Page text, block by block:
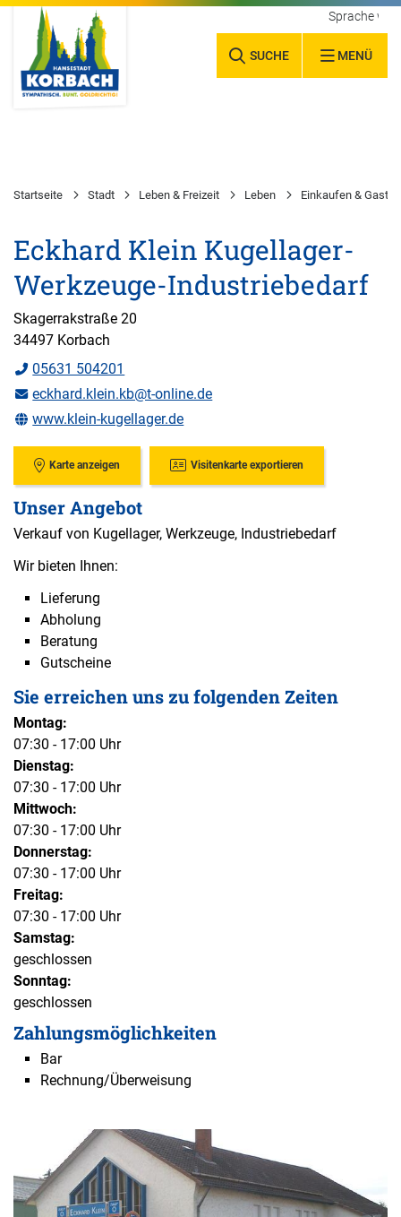
SUCHE MENÜ
Sprache
Startseite Stadt Leben & Freizeit Leben Einkaufen &
Eckhard Klein Kugellager-
Werkzeuge-Industriebedarf
Skagerrakstraße 20
34497 Korbach
05631 504201
eckhard.klein.kb@t-online.de
www.klein-kugellager.de
Karte anzeigen Visitenkarte exportieren
Unser Angebot
Verkauf von Kugellager, Werkzeuge, Industriebedarf
Wir bieten Ihnen:
Lieferung
Abholung
Beratung
Gutscheine
Sie erreichen uns zu folgenden Zeiten
Montag:
07:30 - 17:00 Uhr
Dienstag:
07:30 - 17:00 Uhr
Mittwoch:
07:30 - 17:00 Uhr
Donnerstag:
07:30 - 17:00 Uhr
Freitag:
07:30 - 17:00 Uhr
Samstag:
geschlossen
Sonntag:
geschlossen
Zahlungsmöglichkeiten
Bar
Rechnung/Überweisung